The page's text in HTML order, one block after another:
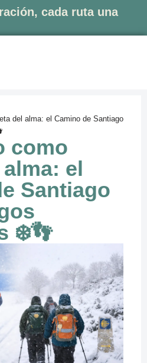
cada ruta una
del alma: el Camino de Santiago
como
el
Santiago
❄️👣